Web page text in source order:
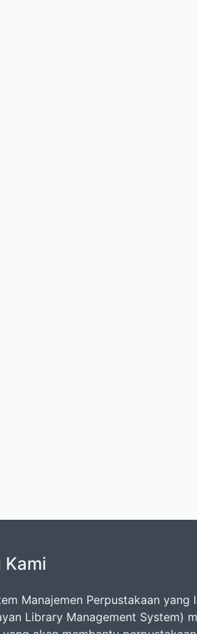
Kami
Manajemen Perpustakaan yang
Library Management System)